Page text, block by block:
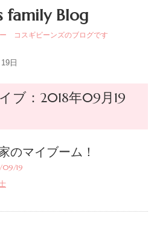
family Blog
コスギビーンズのブログです
19日
ブ：2018年09月19
のマイブーム！
09/19